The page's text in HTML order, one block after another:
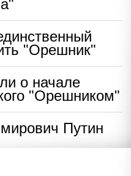
"Орешник"
о начале
"Орешником"
Путин